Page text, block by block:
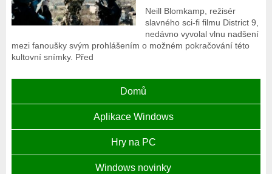
Neill Blomkamp, režisér
slavného sci-fi filmu District 9,
nedávno vyvolal vlnu nadšení
mezi fanoušky svým prohlášením o možném pokračování této
kultovní snímky. Před
Domů
Aplikace Windows
Hry na PC
Windows novinky